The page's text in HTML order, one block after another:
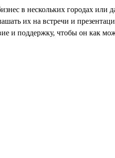
в нескольких городах или
их на встречи и
и поддержку, чтобы он как